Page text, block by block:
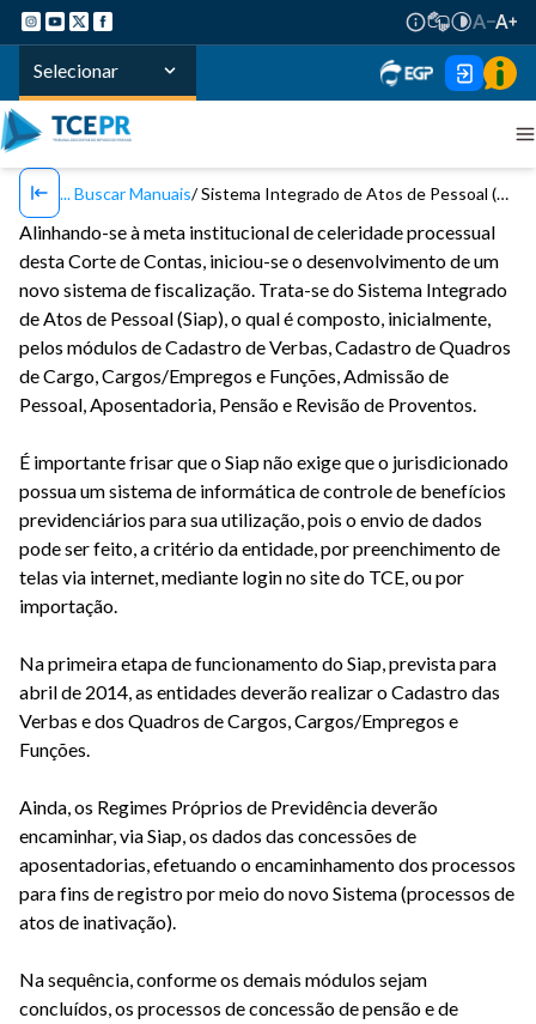
Selecionar
Buscar Manuais Sistema Integrado de Atos de Pessoal (Siap)
Alinhando-se à meta institucional de celeridade processual
desta Corte de Contas, iniciou-se o desenvolvimento de um
novo sistema de fiscalização. Trata-se do Sistema Integrado
de Atos de Pessoal (Siap), o qual é composto, inicialmente,
pelos módulos de Cadastro de Verbas, Cadastro de Quadros
de Cargo, Cargos/Empregos e Funções, Admissão de
Pessoal, Aposentadoria, Pensão e Revisão de Proventos.
É importante frisar que o Siap não exige que o jurisdicionado
possua um sistema de informática de controle de benefícios
previdenciários para sua utilização, pois o envio de dados
pode ser feito, a critério da entidade, por preenchimento de
telas via internet, mediante login no site do TCE, ou por
importação.
Na primeira etapa de funcionamento do Siap, prevista para
abril de 2014, as entidades deverão realizar o Cadastro das
Verbas e dos Quadros de Cargos, Cargos/Empregos e
Funções.
Ainda, os Regimes Próprios de Previdência deverão
encaminhar, via Siap, os dados das concessões de
aposentadorias, efetuando o encaminhamento dos processos
para fins de registro por meio do novo Sistema (processos de
atos de inativação).
Na sequência, conforme os demais módulos sejam
concluídos, os processos de concessão de pensão e de